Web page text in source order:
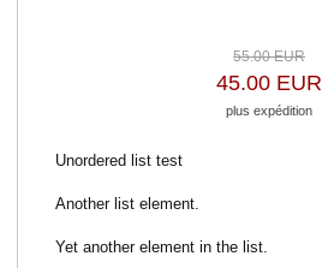
55.00 EUR
45.00 EUR
plus expédition
Unordered list test
Another list element.
Yet another element in the list.